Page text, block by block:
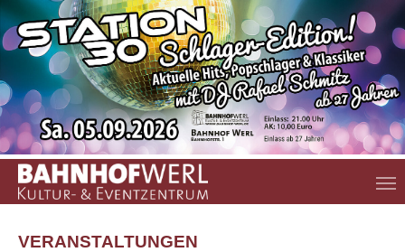
Zum Hauptinhalt springen
VERANSTALTUNGEN